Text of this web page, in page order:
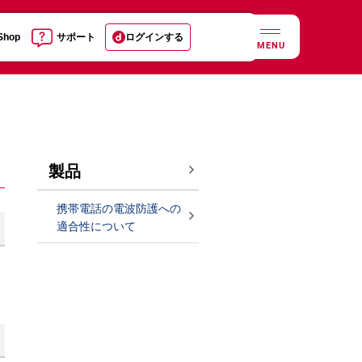
サポート ログインする
MENU
製品
携帯電話の電波防護への
適合性について